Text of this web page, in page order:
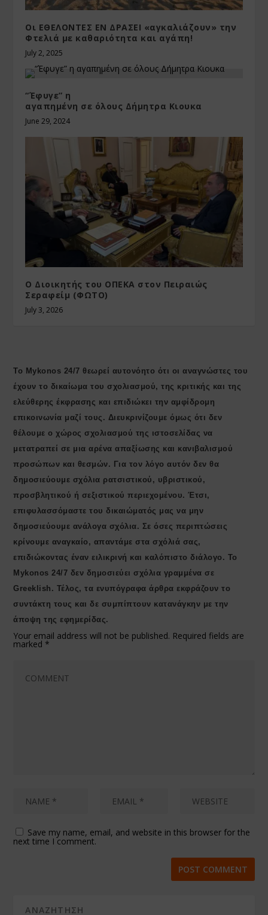
Οι ΕΘΕΛΟΝΤΕΣ ΕΝ ΔΡΑΣΕΙ «αγκαλιάζουν» την
Φτελιά με καθαριότητα και αγάπη!
July 2, 2025
“Έφυγε” η
αγαπημένη σε όλους Δήμητρα Κιουκα
June 29, 2024
Ο Διοικητής του ΟΠΕΚΑ στον Πειραιώς
Σεραφείμ (ΦΩΤΟ)
July 3, 2026
Το Mykonos 24/7 θεωρεί αυτονόητο ότι οι αναγνώστες του
έχουν το δικαίωμα του σχολιασμού, της κριτικής και της
ελεύθερης έκφρασης και επιδιώκει την αμφίδρομη
επικοινωνία μαζί τους. Διευκρινίζουμε όμως ότι δεν
θέλουμε ο χώρος σχολιασμού της ιστοσελίδας να
μετατραπεί σε μια αρένα απαξίωσης και κανιβαλισμού
προσώπων και θεσμών. Για τον λόγο αυτόν δεν θα
δημοσιεύουμε σχόλια ρατσιστικού, υβριστικού,
προσβλητικού ή σεξιστικού περιεχομένου. Έτσι,
επιφυλασσόμαστε του δικαιώματός μας να μην
δημοσιεύουμε ανάλογα σχόλια. Σε όσες περιπτώσεις
κρίνουμε αναγκαίο, απαντάμε στα σχόλιά σας,
επιδιώκοντας έναν ειλικρινή και καλόπιστο διάλογο. Το
Μykonos 24/7 δεν δημοσιεύει σχόλια γραμμένα σε
Greeklish. Τέλος, τα ενυπόγραφα άρθρα εκφράζουν το
συντάκτη τους και δε συμπίπτουν κατανάγκην με την
άποψη της εφημερίδας.
Your email address will not be published. Required fields are
marked *
Save my name, email, and website in this browser for the
next time I comment.